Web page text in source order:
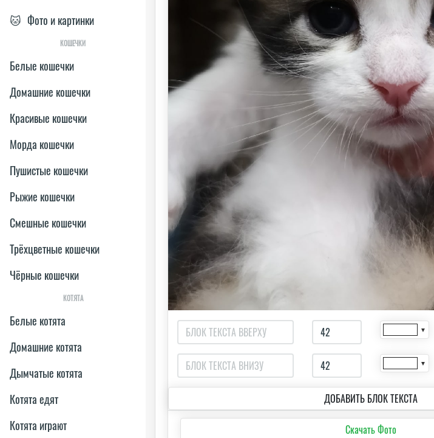
🐱 Фото и картинки
КОШЕЧКИ
Белые кошечки
Домашние кошечки
Красивые кошечки
Морда кошечки
Пушистые кошечки
Рыжие кошечки
Смешные кошечки
Трёхцветные кошечки
Чёрные кошечки
КОТЯТА
Белые котята
Домашние котята
Дымчатые котята
Котята едят
Котята играют
▼
▼
ДОБАВИТЬ БЛОК ТЕКСТА
Скачать Фото